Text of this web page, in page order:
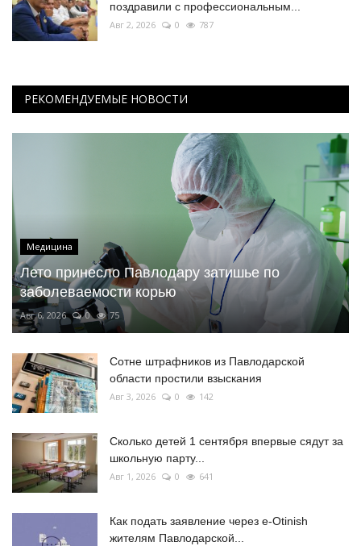
поздравили с профессиональным...
Авг 2, 2026 0 787
РЕКОМЕНДУЕМЫЕ НОВОСТИ
Медицина
Лето принесло Павлодару затишье по
заболеваемости корью
Авг 6, 2026 0 75
Сотне штрафников из Павлодарской
области простили взыскания
Авг 3, 2026 0 142
Сколько детей 1 сентября впервые сядут за
школьную парту...
Авг 1, 2026 0 641
Как подать заявление через e-Otinish
жителям Павлодарской...